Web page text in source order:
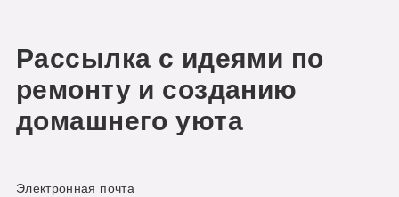
Рассылка с идеями по
ремонту и созданию
домашнего уюта
Электронная почта